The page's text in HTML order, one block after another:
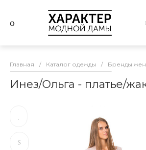
Главная / Каталог одежды / Бренды
Инез/Ольга - платье/